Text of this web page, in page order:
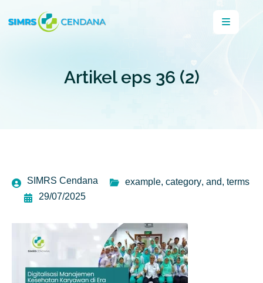
Artikel eps 36 (2)
SIMRS Cendana example, category, and, terms
29/07/2025